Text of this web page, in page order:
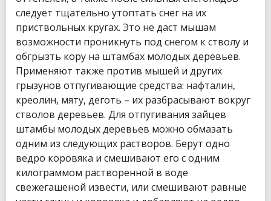
следует тщательно утоптать снег на их
приствольных кругах. Это не даст мышам
возможности проникнуть под снегом к стволу и
обгрызть кору на штамбах молодых деревьев.
Применяют также против мышей и других
грызунов отпугивающие средства: нафталин,
креолин, мяту, деготь – их разбрасывают вокруг
стволов деревьев. Для отпугивания зайцев
штамбы молодых деревьев можно обмазать
одним из следующих растворов. Берут одно
ведро коровяка и смешивают его с одним
килограммом растворенной в воде
свежегашеной извести, или смешивают равные